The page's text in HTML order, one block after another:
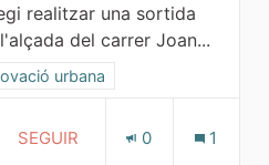
realitzar una sortida
del carrer Joan...
categoria: Desenvolupament i
urbana
54 SEGUIDORES
SEGUIR 0 1